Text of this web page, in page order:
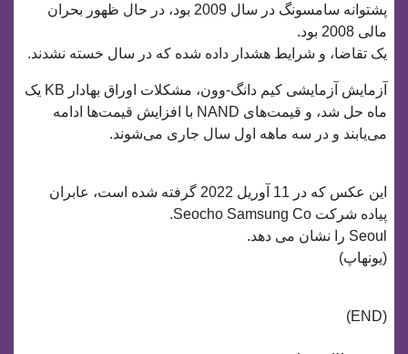
پشتوانه سامسونگ در سال 2009 بود، در حال ظهور بحران
مالی 2008 بود.
یک تقاضا، و شرایط هشدار داده شده که در سال خسته نشدند.
آزمایش آزمایشی کیم دانگ-وون، مشکلات اوراق بهادار KB یک
ماه حل شد، و قیمت‌های NAND با افزایش قیمت‌ها ادامه
می‌یابند و در سه ماهه اول سال جاری می‌شوند.
این عکس که در 11 آوریل 2022 گرفته شده است، عابران
پیاده شرکت Seocho Samsung Co.
Seoul را نشان می دهد.
(یونهاپ)
(END)